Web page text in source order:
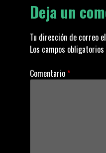
a
v
i
Deja un
Tu dirección de correo
Los campos
Comentario*